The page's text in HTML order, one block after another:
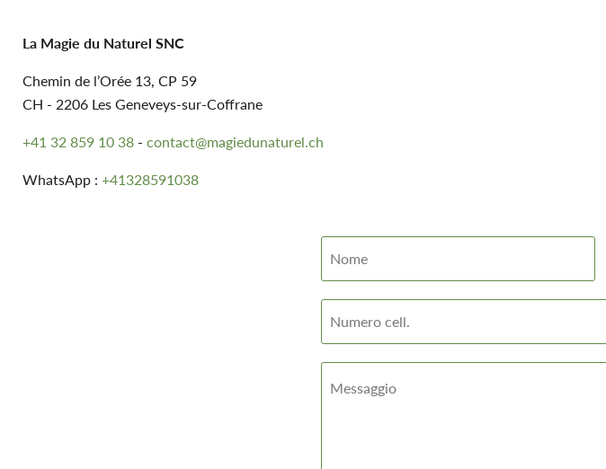
La Magie du Naturel SNC
Chemin de l’Orée 13, CP 59
CH - 2206 Les Geneveys-sur-Coffrane
+41 32 859 10 38 - contact@magiedunaturel.ch
WhatsApp : +41328591038
Nome
Numero cell.
Messaggio